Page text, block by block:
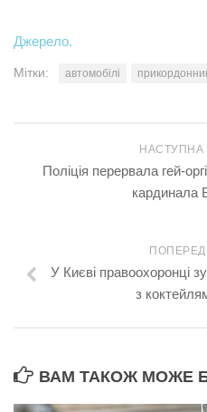
Джерело.
Мітки: автомобілі
НАСТУПНА
Поліція перервала гей-
кардинала
У Києві правоохоронці
з
ВАМ ТАКОЖ МОЖЕ